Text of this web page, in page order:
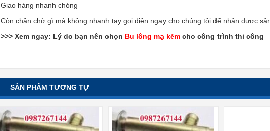
Giao hàng nhanh chóng
Còn chần chờ gì mà không nhanh tay gọi điện ngay cho chúng tôi để nhận được
>>> Xem ngay: Lý do bạn nên chọn Bu lông mạ kẽm cho công trình thi công
SẢN PHẨM TƯƠNG TỰ